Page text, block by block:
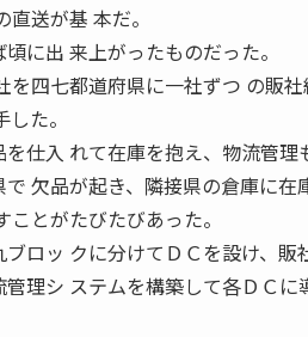
送が基 本だ。
に出 来上がったものだった。
四七都道府県に一社ずつ の販社
た。
仕入 れて在庫を抱え、物流管理
欠品が起き、隣接県の倉庫に在
とがたびたびあった。
ロッ クに分けてＤＣを設け、販
理シ ステムを構築して各ＤＣ